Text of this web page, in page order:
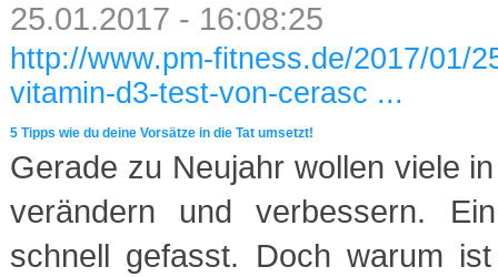
25.01.2017 - 16:08:25
http://www.pm-fitness.de/2017/01/
vitamin-d3-test-von-cerasc ...
5 Tipps wie du deine Vorsätze in die Tat umsetzt!
Gerade zu Neujahr wollen viele
verändern und verbessern.
schnell gefasst. Doch warum